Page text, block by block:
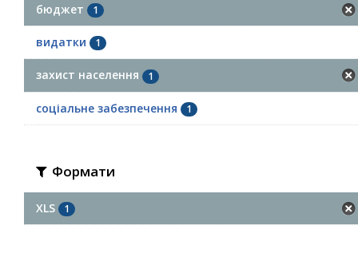
бюджет 1
видатки 1
захист населення 1
соціальне забезпечення 1
Формати
XLS 1